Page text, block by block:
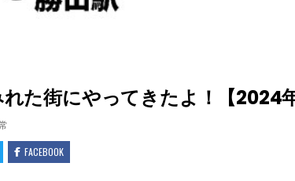
た街にやってきたよ！【2024年
FACEBOOK